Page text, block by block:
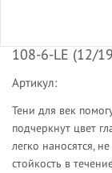
108-6-LE (12/
Артикул:
Тени для век
подчеркнут цвет
легко наносятся,
стойкость в